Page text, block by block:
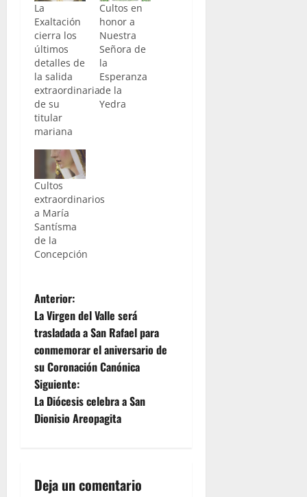
La
Exaltación
cierra los
últimos
detalles de
la salida
extraordinaria
de su
titular
mariana
Cultos en
honor a
Nuestra
Señora de
la
Esperanza
de la
Yedra
Cultos
extraordinarios
a María
Santísma
de la
Concepción
N
a
v
e
g
c
Anterior:
La Virgen del Valle será
trasladada a San Rafael para
conmemorar el aniversario de
su Coronación Canónica
Siguiente:
La Diócesis celebra a San
Dionisio Areopagita
Deja un comentario